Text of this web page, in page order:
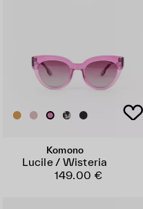
Komono
Lucile / Wisteria
149.00 €